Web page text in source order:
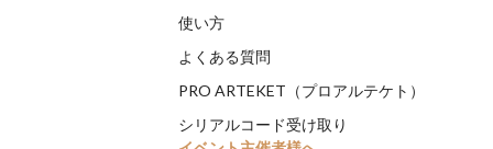
使い方
よくある質問
PRO ARTEKET（プロアルテケト）
シリアルコード受け取り